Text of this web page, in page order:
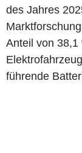
des Jahres
Anteil von
führende